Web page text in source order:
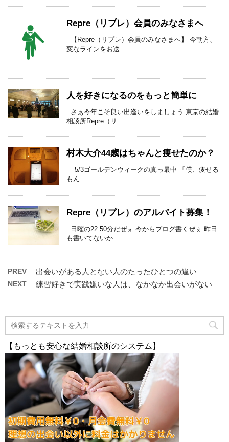
Repre（リプレ）会員のみなさまへ
【Repre（リプレ）会員のみなさまへ】 今朝方、
変なラインをお送 ...
人を好きになるのをもっと簡単に
さぁ今年こそ良い出逢いをしましょう 東京の結婚
相談所Repre（リ ...
村木大介44歳はちゃんと痩せたのか？
5/3ゴールデンウィークの真っ最中 「僕、痩せる
もん ...
Repre（リプレ）のアルバイト募集！
日曜の22:50分だぜぇ 今からブログ書くぜぇ 昨日
も書いてないか ...
PREV 出会いがある人とない人のたったひとつの違い
NEXT 練習好きで実践嫌いな人は、なかなか出会いがない
【もっとも安心な結婚相談所のシステム】